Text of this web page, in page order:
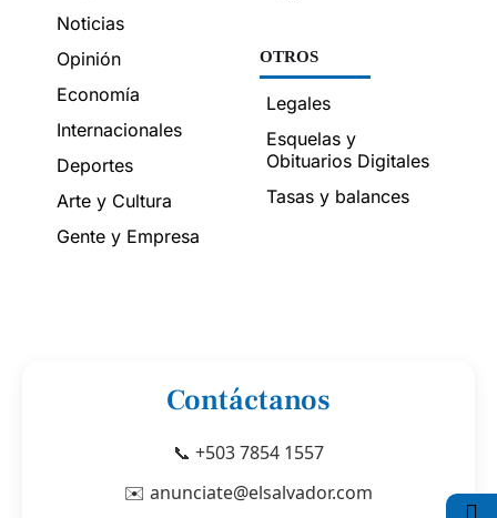
Noticias
Opinión
Economía
Internacionales
Deportes
Arte y Cultura
Gente y Empresa
OTROS
Legales
Esquelas y
Obituarios Digitales
Tasas y balances
Contáctanos
📞 +503 7854 1557
✉️ anunciate@elsalvador.com